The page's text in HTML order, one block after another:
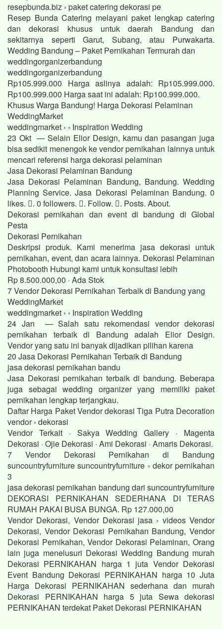
resepbunda.biz › paket catering dekorasi pe
Resep Bunda Catering melayani paket lengkap catering
dan dekorasi khusus untuk daerah Bandung dan
sekitarnya seperti Garut, Subang, atau Purwakarta.
Wedding Bandung – Paket Pernikahan Termurah dan
weddingorganizerbandung
weddingorganizerbandung
Rp105.999.000 Harga aslinya adalah: Rp105.999.000.
Rp100.999.000 Harga saat ini adalah: Rp100.999.000.
Khusus Warga Bandung! Harga Dekorasi Pelaminan
WeddingMarket
weddingmarket › › Inspiration Wedding
23 Okt — Selain Elior Design, kamu dan pasangan juga
bisa sedikit menengok ke vendor pernikahan lainnya untuk
mencari referensi harga dekorasi pelaminan
Jasa Dekorasi Pelaminan Bandung
Jasa Dekorasi Pelaminan Bandung, Bandung. Wedding
Planning Service. Jasa Dekorasi Pelaminan Bandung. 0
likes. 󱞋. 0 followers. 󱙶. Follow. 󰟝. Posts. About.
Dekorasi pernikahan dan event di bandung di Global
Pesta
Dekorasi Pernikahan
Deskripsi produk. Kami menerima jasa dekorasi untuk
pernikahan, event, dan acara lainnya. Dekorasi Pelaminan
Photobooth Hubungi kami untuk konsultasi lebih
Rp 8.500.000,00 · ‎Ada Stok
7 Vendor Dekorasi Pernikahan Terbaik di Bandung yang
WeddingMarket
weddingmarket › › Inspiration Wedding
24 Jan — Salah satu rekomendasi vendor dekorasi
pernikahan terbaik di Bandung adalah Elior Design.
Vendor yang satu ini banyak dijadikan pilihan karena
20 Jasa Dekorasi Pernikahan Terbaik di Bandung
jasa dekorasi pernikahan bandu
Jasa Dekorasi pernikahan terbaik di bandung. Beberapa
juga sebagai wedding organizer yang memiliki paket
pernikahan lengkap terjangkau.
Daftar Harga Paket Vendor dekorasi Tiga Putra Decoration
vendor › dekorasi
Vendor Terkait · Sakya Wedding Gallery · Magenta
Dekorasi · Ojie Dekorasi · Ami Dekorasi · Amaris Dekorasi.
7 Vendor Dekorasi Pernikahan di Bandung
suncountryfurniture suncountryfurniture › dekor pernikahan
3
jasa dekorasi pernikahan bandung dari suncountryfurniture
DEKORASI PERNIKAHAN SEDERHANA DI TERAS
RUMAH PAKAI BUSA BUNGA. Rp 127.000,00
Vendor Dekorasi, Vendor Dekorasi jasa › videos Vendor
Dekorasi, Vendor Dekorasi Pernikahan Bandung, Vendor
Dekorasi Pernikahan, Vendor Dekorasi Pelaminan, Orang
lain juga menelusuri Dekorasi Wedding Bandung murah
Dekorasi PERNIKAHAN harga 1 juta Vendor Dekorasi
Event Bandung Dekorasi PERNIKAHAN harga 10 Juta
Harga Dekorasi PERNIKAHAN sederhana dan murah
Dekorasi PERNIKAHAN harga 5 juta Sewa dekorasi
PERNIKAHAN terdekat Paket Dekorasi PERNIKAHAN